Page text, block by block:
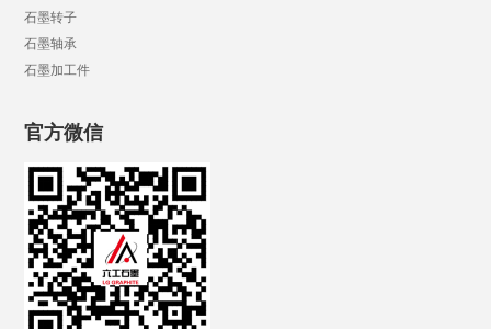
石墨转子
石墨轴承
石墨加工件
官方微信